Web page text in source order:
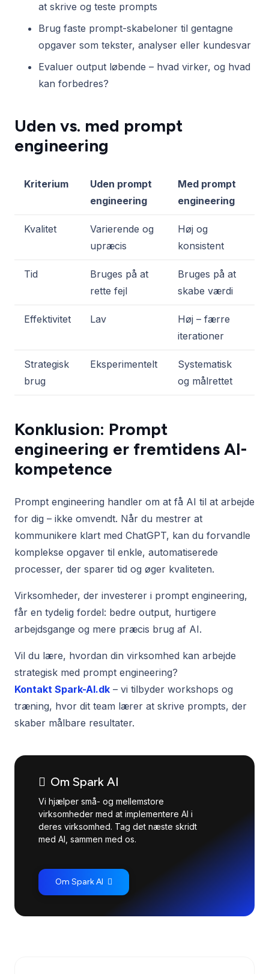
at skrive og teste prompts
Brug faste prompt-skabeloner til gentagne
opgaver som tekster, analyser eller kundesvar
Evaluer output løbende – hvad virker, og hvad
kan forbedres?
Uden vs. med prompt
engineering
Kriterium
Uden prompt
engineering
Med prompt
engineering
Kvalitet
Varierende og
upræcis
Høj og
konsistent
Tid
Bruges på at
rette fejl
Bruges på at
skabe værdi
Effektivitet Lav
Høj – færre
iterationer
Strategisk
brug
Eksperimentelt
Systematisk
og målrettet
Konklusion: Prompt
engineering er fremtidens AI-
kompetence
Prompt engineering handler om at få AI til at arbejde
for dig – ikke omvendt. Når du mestrer at
kommunikere klart med ChatGPT, kan du forvandle
komplekse opgaver til enkle, automatiserede
processer, der sparer tid og øger kvaliteten.
Virksomheder, der investerer i prompt engineering,
får en tydelig fordel: bedre output, hurtigere
arbejdsgange og mere præcis brug af AI.
Vil du lære, hvordan din virksomhed kan arbejde
strategisk med prompt engineering?
Kontakt Spark-AI.dk – vi tilbyder workshops og
træning, hvor dit team lærer at skrive prompts, der
skaber målbare resultater.
Om Spark AI
Vi hjælper små- og mellemstore
virksomheder med at implementere AI i
deres virksomhed. Tag det næste skridt
med AI, sammen med os.
Om Spark AI